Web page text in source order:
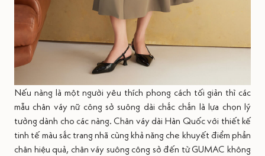
Nếu nàng là một người yêu thích phong cách tối giản thì các
mẫu chân váy nữ công sở suông dài chắc chắn là lựa chọn lý
tưởng dành cho các nàng. Chân váy dài Hàn Quốc với thiết kế
tinh tế màu sắc trang nhã cùng khả năng che khuyết điểm phần
chân hiệu quả, chân váy suông công sở đến từ GUMAC không